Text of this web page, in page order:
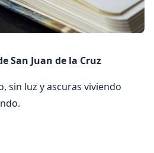
San Juan de la Cruz
sin luz y ascuras viviendo